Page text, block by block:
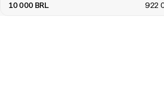
10 000 BRL 922